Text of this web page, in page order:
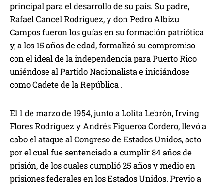
principal para el desarrollo de su país. Su padre,
Rafael Cancel Rodríguez, y don Pedro Albizu
Campos fueron los guías en su formación patriótica
y, a los 15 años de edad, formalizó su compromiso
con el ideal de la independencia para Puerto Rico
uniéndose al Partido Nacionalista e iniciándose
como Cadete de la República .
El 1 de marzo de 1954, junto a Lolita Lebrón, Irving
Flores Rodríguez y Andrés Figueroa Cordero, llevó a
cabo el ataque al Congreso de Estados Unidos, acto
por el cual fue sentenciado a cumplir 84 años de
prisión, de los cuales cumplió 25 años y medio en
prisiones federales en los Estados Unidos. Previo a